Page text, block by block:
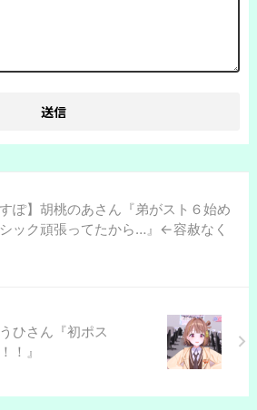
すぽ】胡桃のあさん『弟がスト６始め
ック頑張ってたから…』←容赦なく
ひさん『初ポス
！』